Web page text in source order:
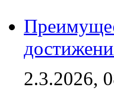
2.3.2026,